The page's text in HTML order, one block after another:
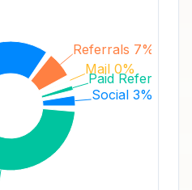
Social 3%
Paid Referrals
Mail 0%
Referrals 7%